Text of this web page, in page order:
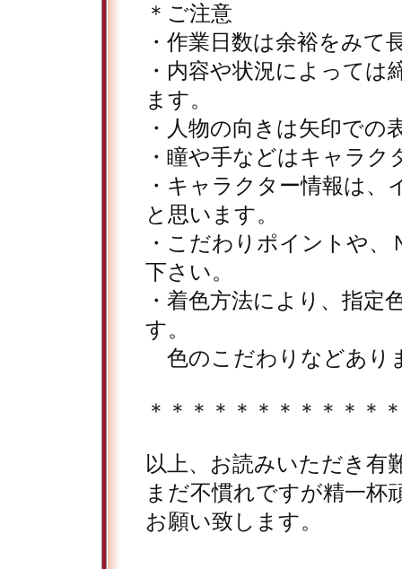
＊ご注意
・作業日数は余裕をみて
・内容や状況によって
ます。
・人物の向きは矢印での
・瞳や手などはキャラ
・キャラクター情報は
と思います。
・こだわりポイントや
下さい。
・着色方法により、指定
す。
色のこだわりなどあり
＊＊＊＊＊＊＊＊＊＊＊
以上、お読みいただき有
まだ不慣れですが精一
お願い致します。